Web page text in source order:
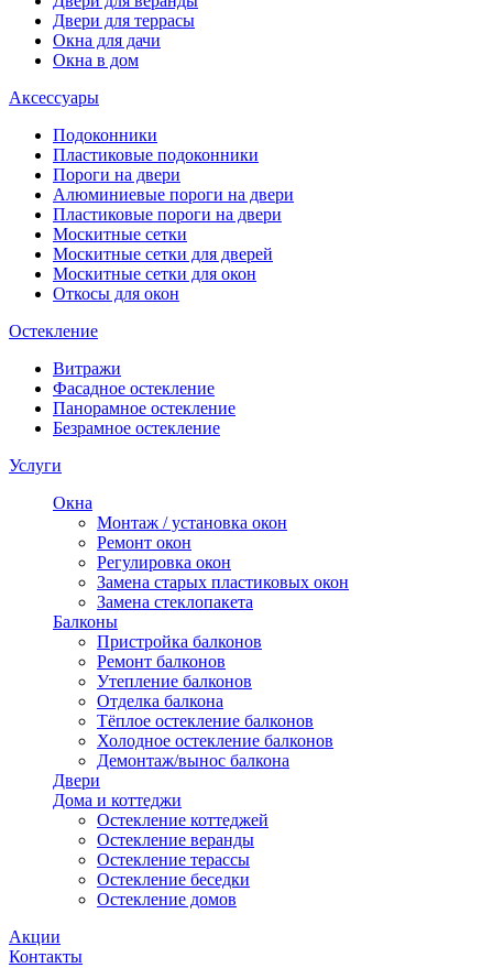
Двери для террасы
Окна для дачи
Окна в дом
Аксессуары
Подоконники
Пластиковые подоконники
Пороги на двери
Алюминиевые пороги на двери
Пластиковые пороги на двери
Москитные сетки
Москитные сетки для дверей
Москитные сетки для окон
Откосы для окон
Остекление
Витражи
Фасадное остекление
Панорамное остекление
Безрамное остекление
Услуги
Окна
Монтаж / установка окон
Ремонт окон
Регулировка окон
Замена старых пластиковых окон
Замена стеклопакета
Балконы
Пристройка балконов
Ремонт балконов
Утепление балконов
Отделка балкона
Тёплое остекление балконов
Холодное остекление балконов
Демонтаж/вынос балкона
Двери
Дома и коттеджи
Остекление коттеджей
Остекление веранды
Остекление терассы
Остекление беседки
Остекление домов
Акции
Контакты